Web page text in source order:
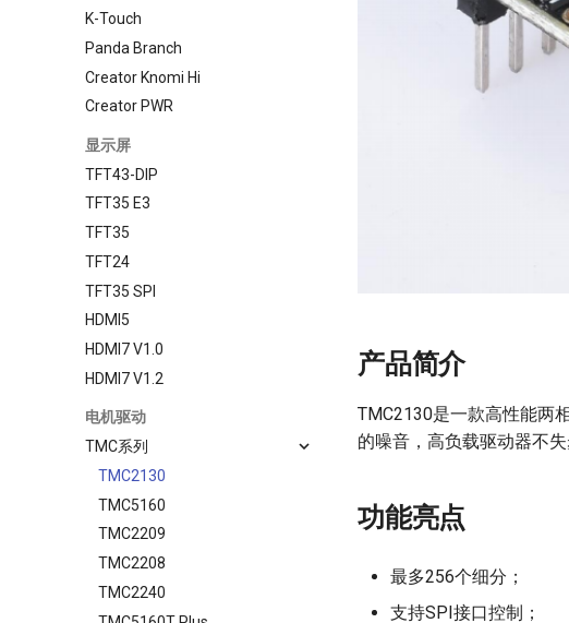
K-Touch
Panda Branch
Creator Knomi Hi
Creator PWR
显示屏
TFT43-DIP
TFT35 E3
TFT35
TFT24
TFT35 SPI
HDMI5
HDMI7 V1.0
HDMI7 V1.2
电机驱动
TMC系列
TMC2130
TMC5160
TMC2209
TMC2208
TMC2240
产品简介
TMC2130是一款高性能两
的噪音，高负载驱动器不
功能亮点
最多256个细分；
支持SPI接口控制；